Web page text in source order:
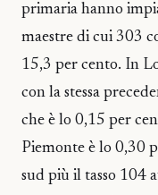
primaria hanno
maestre di cui 303
15,3 per cento. In
con la stessa
che è lo 0,15 per
Piemonte è lo 0,30
sud più il tasso 104